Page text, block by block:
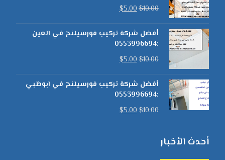
$10.00
$5.00
أفضل شركة تركيب فورسيلنج في العين
:0553996694
$10.00
$5.00
أفضل شركة تركيب فورسيلنج في ابوظبي
:0553996694
$10.00
$5.00
أحدث الأخبار